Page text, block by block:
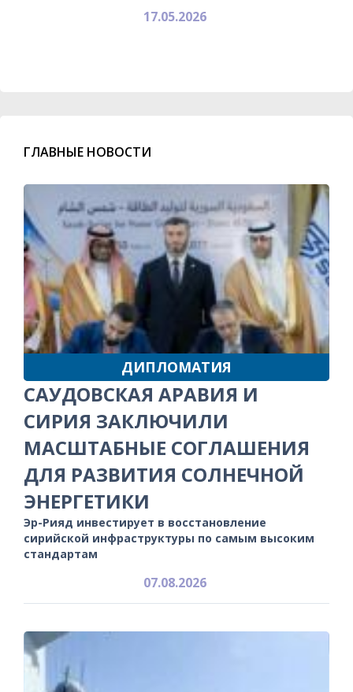
17.05.2026
ГЛАВНЫЕ НОВОСТИ
ДИПЛОМАТИЯ
САУДОВСКАЯ АРАВИЯ И
СИРИЯ ЗАКЛЮЧИЛИ
МАСШТАБНЫЕ СОГЛАШЕНИЯ
ДЛЯ РАЗВИТИЯ СОЛНЕЧНОЙ
ЭНЕРГЕТИКИ
Эр-Рияд инвестирует в восстановление
сирийской инфраструктуры по самым высоким
стандартам
07.08.2026